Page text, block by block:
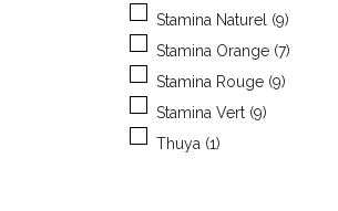
Stamina Naturel (9)
Stamina Orange (7)
Stamina Rouge (9)
Stamina Vert (9)
Thuya (1)